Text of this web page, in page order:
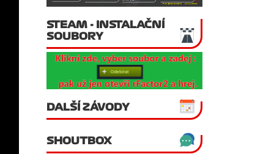
STEAM - INSTALAČNÍ
SOUBORY
DALŠÍ ZÁVODY
SHOUTBOX